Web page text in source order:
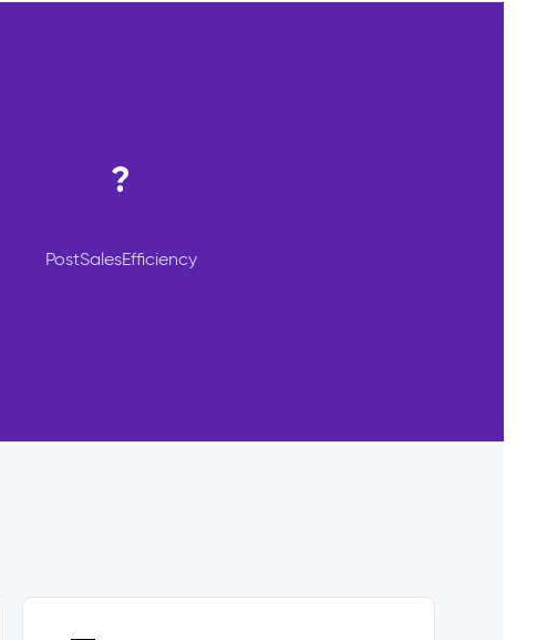
?
PostSalesEfficiency